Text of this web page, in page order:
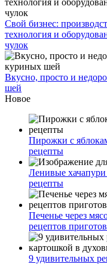
Свой бизнес:
технология и
чулок
Вкусно, просто и
шей
Новое
Пирожки с
рецепты
Ленивые
рецепты
Печенье через
рецептов
9 удивительных